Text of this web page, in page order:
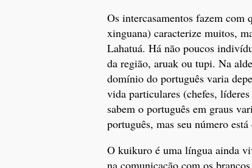
Os intercasamentos fazem
xinguana) caracterize muitos,
Lahatuá. Há não poucos
da região, aruak ou tupi. Na
domínio do português varia
vida particulares (chefes,
sabem o português em graus
português, mas seu número está
O kuikuro é uma língua ainda